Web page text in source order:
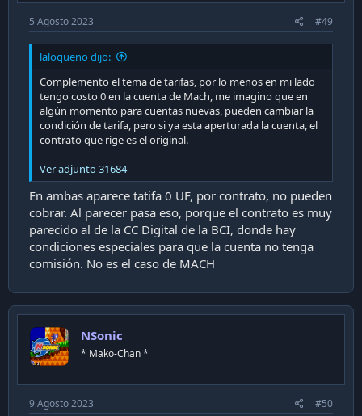
5 Agosto 2023 #49
laloqueno dijo:
Complemento el tema de tarifas, por lo menos en mi lado
tengo costo 0 en la cuenta de Mach, me imagino que en
algún momento para cuentas nuevas, pueden cambiar la
condición de tarifa, pero si ya esta aperturada la cuenta, el
contrato que rige es el original.
Ver adjunto 31684
En ambas aparece tatifa 0 UF, por contrato, no pueden
cobrar. Al parecer pasa eso, porque el contrato es muy
parecido al de la CC Digital de la BCI, donde hay
condiciones especiales para que la cuenta no tenga
comisión. No es el caso de MACH
NSonic
* Mako-Chan *
9 Agosto 2023 #50